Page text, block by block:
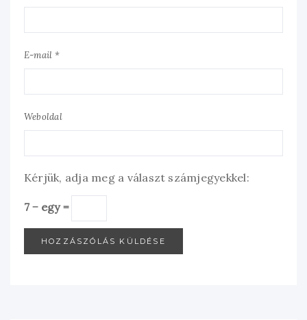
E-mail *
Weboldal
Kérjük, adja meg a választ számjegyekkel:
7 − egy =